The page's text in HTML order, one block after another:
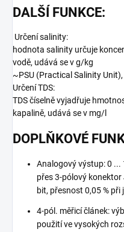
DALŠÍ FUNKCE:
Určení salinity:
hodnota salinity určuje
vodě, udává se v g/kg
~PSU (Practical Salinity
Určení TDS:
TDS číselně vyjadřuje
kapalině, udává se v mg/l
DOPLŇKOVÉ
Analogový výstup: 0 ...
přes 3-pólový
bit, přesnost 0,05 %
4-pól. měřicí článek:
použití ve vysokých